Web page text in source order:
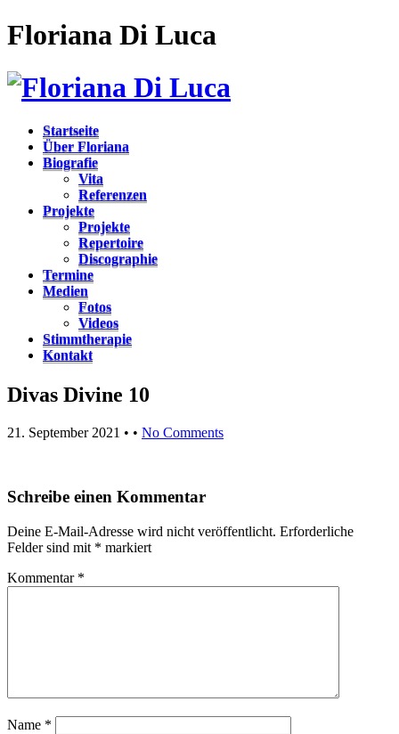
Floriana Di Luca
Startseite
Über Floriana
Biografie
Vita
Referenzen
Projekte
Projekte
Repertoire
Discographie
Termine
Medien
Fotos
Videos
Stimmtherapie
Kontakt
Divas Divine 10
21. September 2021 • • No Comments
Schreibe einen Kommentar
Deine E-Mail-Adresse wird nicht veröffentlicht. Erforderliche
Felder sind mit * markiert
Kommentar *
Name *